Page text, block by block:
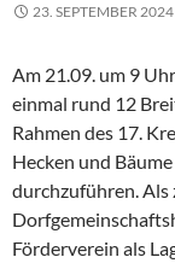
23. SEPTEMBER 2024
Am 21.09. um 9
einmal rund 12
Rahmen des 17.
Hecken und
durchzuführen. Als
Förderverein als